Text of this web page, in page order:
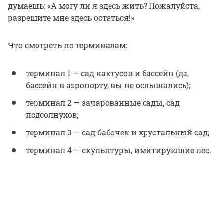
думаешь: «А могу ли я здесь жить? Пожалуйста,
разрешите мне здесь остаться!»
Что смотреть по терминалам:
терминал 1 — сад кактусов и бассейн (да,
бассейн в аэропорту, вы не ослышались);
терминал 2 — зачарованные сады, сад
подсолнухов;
терминал 3 — сад бабочек и хрустальный сад;
терминал 4 — скульптуры, имитирующие лес.